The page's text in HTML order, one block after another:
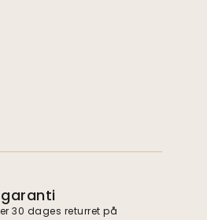
30 dages returret på